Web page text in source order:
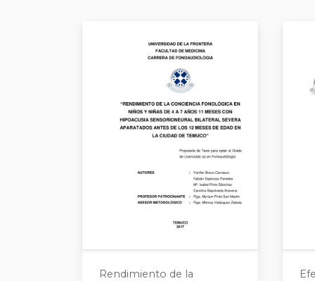
Rendimiento de la